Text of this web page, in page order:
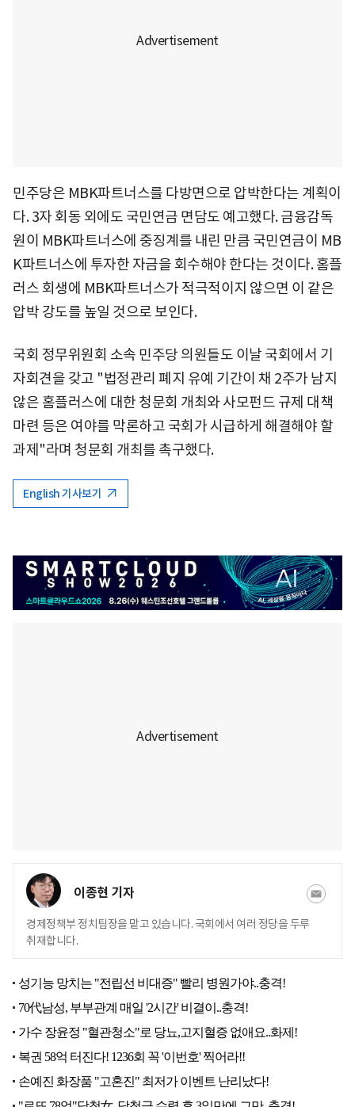
민주당은 MBK파트너스를 다방면으로 압박한다는 계획이
다. 3자 회동 외에도 국민연금 면담도 예고했다. 금융감독
원이 MBK파트너스에 중징계를 내린 만큼 국민연금이 MB
K파트너스에 투자한 자금을 회수해야 한다는 것이다. 홈플
러스 회생에 MBK파트너스가 적극적이지 않으면 이 같은
압박 강도를 높일 것으로 보인다.
국회 정무위원회 소속 민주당 의원들도 이날 국회에서 기
자회견을 갖고 "법정관리 폐지 유예 기간이 채 2주가 남지
않은 홈플러스에 대한 청문회 개최와 사모펀드 규제 대책
마련 등은 여야를 막론하고 국회가 시급하게 해결해야 할
과제"라며 청문회 개최를 촉구했다.
English 기사보기
이종현 기자
경제정책부 정치팀장을 맡고 있습니다. 국회에서 여러 정당을 두루
취재합니다.